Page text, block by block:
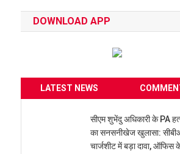
DOWNLOAD APP
LATEST NEWS
सीएम शुभेंदु अधिकारी के PA
का सनसनीखेज खुलासा:
चार्जशीट में बड़ा दावा, ऑफिस